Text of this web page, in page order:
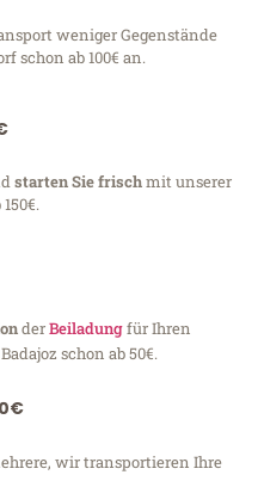
weniger Gegenstände
schon ab 100€ an.
starten Sie frischmit unserer
150€.
derBeiladungfür Ihren
schon ab 50€.
wir transportieren Ihre